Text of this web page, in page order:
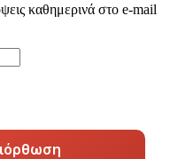
καθημερινά στο e-mail